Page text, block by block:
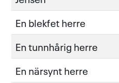
En blekfet herre
En tunnhårig herre
En närsynt herre